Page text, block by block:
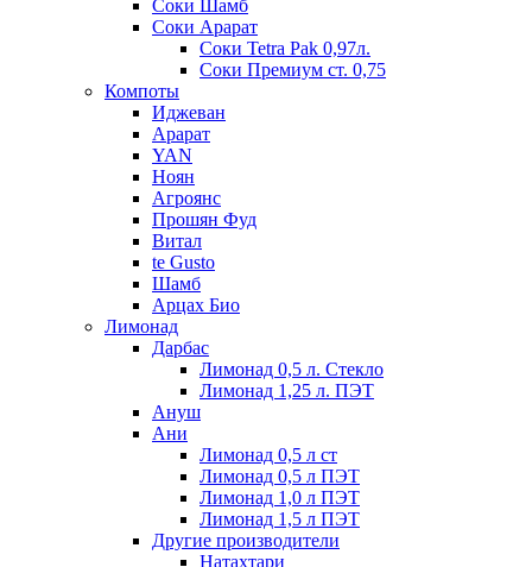
Соки Шамб
Соки Арарат
Соки Tetra Pak 0,97л.
Соки Премиум ст. 0,75
Компоты
Иджеван
Арарат
YAN
Ноян
Агроянс
Прошян Фуд
Витал
te Gusto
Шамб
Арцах Био
Лимонад
Дарбас
Лимонад 0,5 л. Стекло
Лимонад 1,25 л. ПЭТ
Ануш
Ани
Лимонад 0,5 л ст
Лимонад 0,5 л ПЭТ
Лимонад 1,0 л ПЭТ
Лимонад 1,5 л ПЭТ
Другие производители
Натахтари